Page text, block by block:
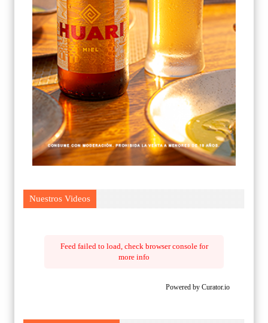
Nuestros Videos
Feed failed to load, check browser console for
more info
Powered by Curator.io